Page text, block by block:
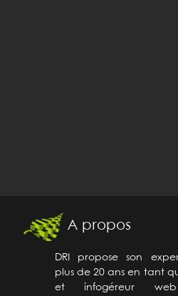
A propos
DRI propose son
plus de 20 ans en tant
et infogéreur